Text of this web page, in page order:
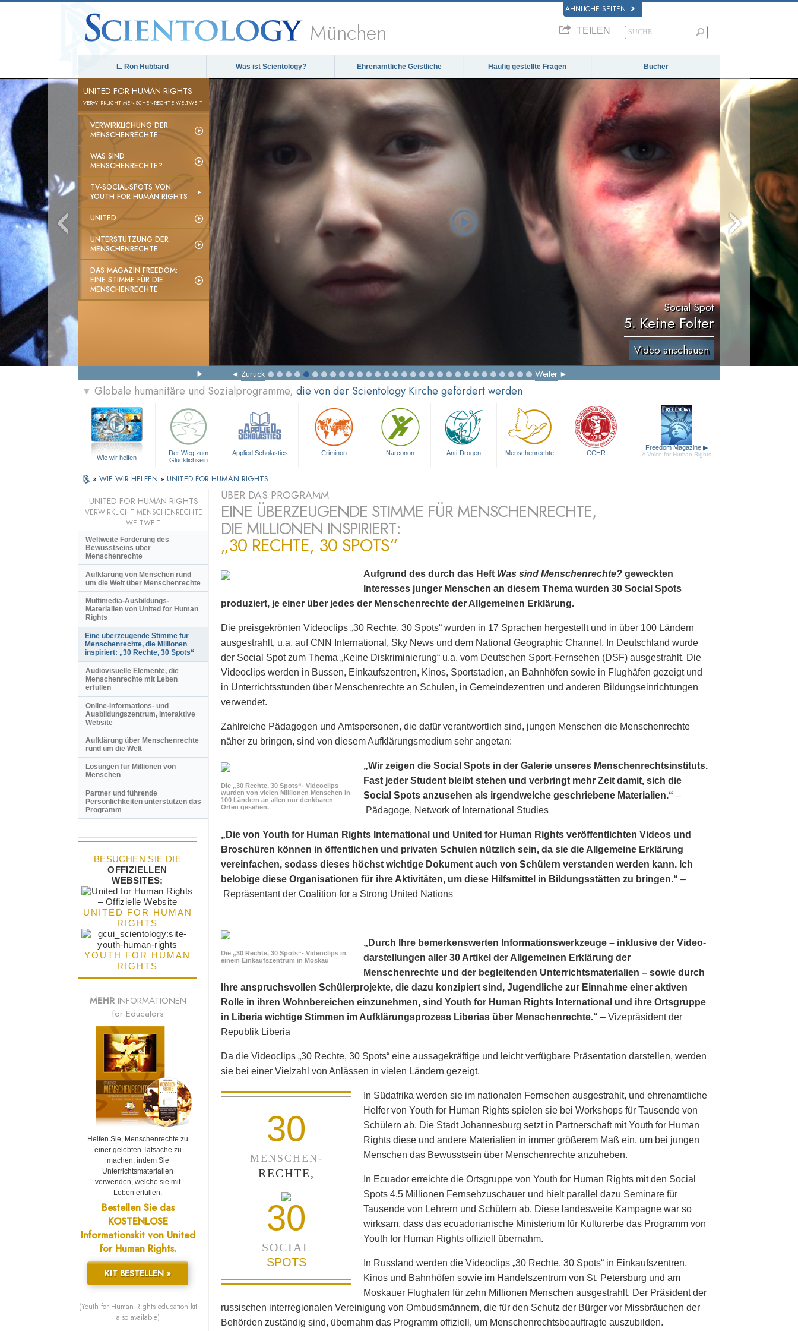
ÄHNLICHE SEITEN
München TEILEN
L. Ron Hubbard Was ist Scientology? Ehrenamtliche Geistliche Häufig gestellte Fragen Bücher
UNITED FOR HUMAN RIGHTS
VERWIRKLICHT MENSCHENRECHTE WELTWEIT
VERWIRKLICHUNG DER
MENSCHENRECHTE
WAS SIND
MENSCHENRECHTE?
TV-SOCIAL-SPOTS VON
YOUTH FOR HUMAN RIGHTS
UNITED
UNTERSTÜTZUNG DER
MENSCHENRECHTE
DAS MAGAZIN FREEDOM:
EINE STIMME FÜR DIE
MENSCHENRECHTE
Social Spot
5. Keine Folter
Video anschauen
Zurück Weiter
▼ Globale humanitäre und Sozialprogramme, die von der Scientology Kirche gefördert werden
Wie wir helfen
Der Weg zum
Glücklichsein
Applied Scholastics Criminon Narconon Anti-Drogen Menschenrechte CCHR
Freedom Magazine ▶
A Voice for Human Rights
» WIE WIR HELFEN » UNITED FOR HUMAN RIGHTS
ÜBER DAS PROGRAMM
EINE ÜBERZEUGENDE STIMME FÜR MENSCHENRECHTE,
DIE MILLIONEN INSPIRIERT:
„30 RECHTE, 30 SPOTS“
Aufgrund des durch das Heft Was sind Menschenrechte? geweckten
Interesses junger Menschen an diesem Thema wurden 30 Social Spots
produziert, je einer über jedes der Menschenrechte der Allgemeinen Erklärung.
Die preisgekrönten Videoclips „30 Rechte, 30 Spots“ wurden in 17 Sprachen hergestellt und in über 100 Ländern
ausgestrahlt, u.a. auf CNN International, Sky News und dem National Geographic Channel. In Deutschland wurde
der Social Spot zum Thema „Keine Diskriminierung“ u.a. vom Deutschen Sport-Fernsehen (DSF) ausgestrahlt. Die
Videoclips werden in Bussen, Einkaufszentren, Kinos, Sportstadien, an Bahnhöfen sowie in Flughäfen gezeigt und
in Unterrichtsstunden über Menschenrechte an Schulen, in Gemeindezentren und anderen Bildungseinrichtungen
verwendet.
Zahlreiche Pädagogen und Amtspersonen, die dafür verantwortlich sind, jungen Menschen die Menschenrechte
näher zu bringen, sind von diesem Aufklärungsmedium sehr angetan:
Die „30 Rechte, 30 Spots“- Videoclips
wurden von vielen Millionen Menschen in
100 Ländern an allen nur denkbaren
Orten gesehen.
„Wir zeigen die Social Spots in der Galerie unseres Menschenrechtsinstituts.
Fast jeder Student bleibt stehen und verbringt mehr Zeit damit, sich die
Social Spots anzusehen als irgendwelche geschriebene Materialien.“ –
Pädagoge, Network of International Studies
„Die von Youth for Human Rights International und United for Human Rights veröffentlichten Videos und
Broschüren können in öffentlichen und privaten Schulen nützlich sein, da sie die Allgemeine Erklärung
vereinfachen, sodass dieses höchst wichtige Dokument auch von Schülern verstanden werden kann. Ich
belobige diese Organisationen für ihre Aktivitäten, um diese Hilfsmittel in Bildungsstätten zu bringen.“ –
Repräsentant der Coalition for a Strong United Nations
Die „30 Rechte, 30 Spots“- Videoclips in
einem Einkaufszentrum in Moskau
„Durch Ihre bemerkens­werten Informationswerkzeuge – inklusive der Video­
darstellungen aller 30 Artikel der Allgemeinen Erklärung der
Menschenrechte und der begleitenden Unterrichtsmaterialien – sowie durch
Ihre anspruchsvollen Schülerprojekte, die dazu konzipiert sind, Jugendliche zur Einnahme einer aktiven
Rolle in ihren Wohnbereichen einzunehmen, sind Youth for Human Rights International und ihre Ortsgruppe
in Liberia wichtige Stimmen im Aufklärungsprozess Liberias über Menschenrechte.“ – Vizepräsident der
Republik Liberia
Da die Videoclips „30 Rechte, 30 Spots“ eine aussagekräftige und leicht verfügbare Präsentation darstellen, werden
sie bei einer Vielzahl von Anlässen in vielen Ländern gezeigt.
30
MENSCHEN-
RECHTE,
30
SOCIAL
SPOTS
In Südafrika werden sie im nationalen Fernsehen ausgestrahlt, und ehrenamtliche
Helfer von Youth for Human Rights spielen sie bei Workshops für Tausende von
Schülern ab. Die Stadt Johannesburg setzt in Partnerschaft mit Youth for Human
Rights diese und andere Materialien in immer größerem Maß ein, um bei jungen
Menschen das Bewusstsein über Menschenrechte anzuheben.
In Ecuador erreichte die Ortsgruppe von Youth for Human Rights mit den Social
Spots 4,5 Millionen Fernsehzuschauer und hielt parallel dazu Seminare für
Tausende von Lehrern und Schülern ab. Diese landesweite Kampagne war so
wirksam, dass das ecuadorianische Ministerium für Kulturerbe das Programm von
Youth for Human Rights offiziell übernahm.
In Russland werden die Videoclips „30 Rechte, 30 Spots“ in Einkaufszentren,
Kinos und Bahnhöfen sowie im Handelszentrum von St. Petersburg und am
Moskauer Flughafen für zehn Millionen Menschen ausgestrahlt. Der Präsident der
russischen interregionalen Vereinigung von Ombudsmännern, die für den Schutz der Bürger vor Missbräuchen der
Behörden zuständig sind, übernahm das Programm offiziell, um Menschenrechtsbeauftragte auszubilden.
UNITED FOR HUMAN RIGHTS
VERWIRKLICHT MENSCHENRECHTE
WELTWEIT
Weltweite Förderung des
Bewusstseins über
Menschenrechte
Aufklärung von Menschen rund
um die Welt über Menschenrechte
Multimedia-Ausbildungs-
Materialien von United for Human
Rights
Eine überzeugende Stimme für
Menschenrechte, die Millionen
inspiriert: „30 Rechte, 30 Spots“
Audiovisuelle Elemente, die
Menschenrechte mit Leben
erfüllen
Online-Informations- und
Ausbildungszentrum, Interaktive
Website
Aufklärung über Menschenrechte
rund um die Welt
Lösungen für Millionen von
Menschen
Partner und führende
Persönlichkeiten unterstützen das
Programm
BESUCHEN SIE DIE
OFFIZIELLEN
WEBSITES:
UNITED FOR HUMAN
RIGHTS
YOUTH FOR HUMAN
RIGHTS
MEHR INFORMATIONEN
for Educators
Helfen Sie, Menschenrechte zu
einer gelebten Tatsache zu
machen, indem Sie
Unterrichtsmaterialien
verwenden, welche sie mit
Leben erfüllen.
Bestellen Sie das
KOSTENLOSE
Informationskit von United
for Human Rights.
KIT BESTELLEN »
(Youth for Human Rights education kit
also available)